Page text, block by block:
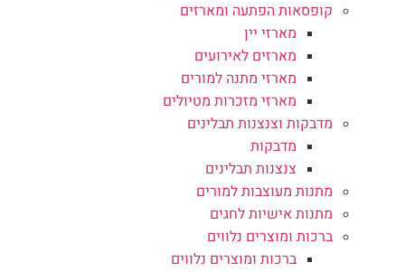
קופסאות הפתעה ומארזים
מארזי יין
מארזים לאירועים
מארזי מתנה למורים
מארזי מזכרות מטיולים
מדבקות וצנצנות תבלינים
מדבקות
צנצנות תבלינים
מתנות מעוצבות למורים
מתנות אישיות לחגים
ברכות ומוצרים נלווים
ברכות ומוצרים נלווים